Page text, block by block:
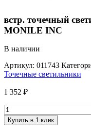
встр. точечный
MONILE INC
В наличии
Артикул: 011743
Точечные светильники
1 352 ₽
Купить в 1 клик